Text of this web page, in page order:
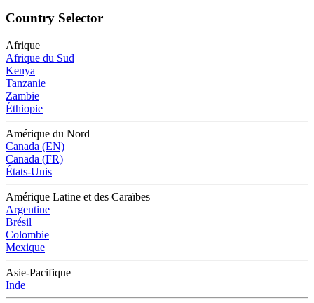
Country Selector
Afrique
Afrique du Sud
Kenya
Tanzanie
Zambie
Éthiopie
Amérique du Nord
Canada (EN)
Canada (FR)
États-Unis
Amérique Latine et des Caraïbes
Argentine
Brésil
Colombie
Mexique
Asie-Pacifique
Inde